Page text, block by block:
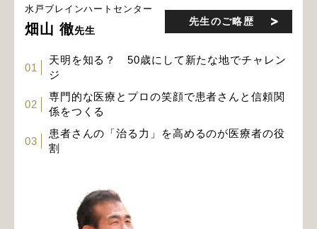
水戸ブレインハートセンター
畑山 徹先生
先生のご略歴
01
天明を知る？ 50歳にして新たな地でチャレン
ジ
02
専門的な医療とプロの笑顔で患者さんと信頼関
係をつくる
03
患者さんの「治る力」を高めるのが医療者の役
割